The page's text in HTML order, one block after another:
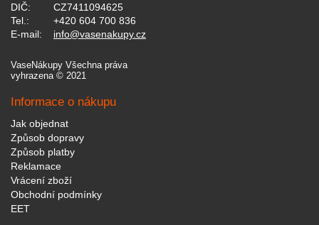
DIČ:
CZ7411094625
Tel.:
+420 604 700 836
E-mail:
info@vasenakupy.cz
VaseNákupy Všechna práva
vyhrazena © 2021
Informace o nákupu
Jak objednat
Způsob dopravy
Způsob platby
Reklamace
Vrácení zboží
Obchodní podmínky
EET